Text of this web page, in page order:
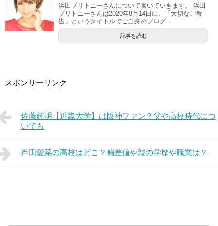
浜田ブリトニーさんについて書いていきます。 浜田
ブリトニーさんは2020年8月14日に、「大切なご報
告」というタイトルでご自身のブログ...
記事を読む
スポンサーリンク
佐藤輝明【近畿大学】は阪神ファン？父や高校時代につ
いても
芦田愛菜の高校はどこ？偏差値や親の学歴や職業は？